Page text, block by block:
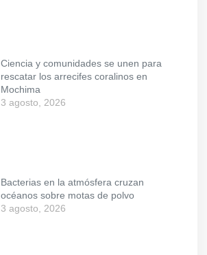
Ciencia y comunidades se unen para
rescatar los arrecifes coralinos en
Mochima
3 agosto, 2026
Bacterias en la atmósfera cruzan
océanos sobre motas de polvo
3 agosto, 2026